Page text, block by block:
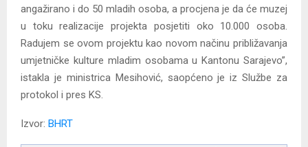
angažirano i do 50 mladih osoba, a procjena je da će muzej
u toku realizacije projekta posjetiti oko 10.000 osoba.
Radujem se ovom projektu kao novom načinu približavanja
umjetničke kulture mladim osobama u Kantonu Sarajevo”,
istakla je ministrica Mesihović, saopćeno je iz Službe za
protokol i pres KS.
Izvor: BHRT